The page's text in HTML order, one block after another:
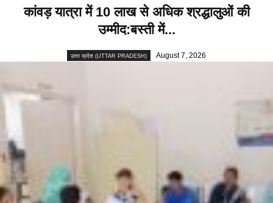
कांवड़ यात्रा में 10 लाख से अधिक श्रद्धालुओं की
उम्मीद:बस्ती में...
उत्तर प्रदेश (UTTAR PRADESH) August 7, 2026